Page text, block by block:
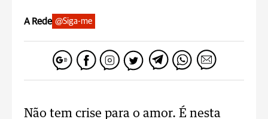
A Rede @Siga-me
Não tem crise para o amor. É nesta